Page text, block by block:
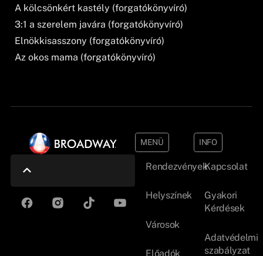
A kölcsönkért kastély (forgatókönyvíró)
3:1 a szerelem javára (forgatókönyvíró)
Elnökkisasszony (forgatókönyvíró)
Az okos mama (forgatókönyvíró)
MENÜ
Rendezvények
Helyszínek
Városok
Előadók
INFO
Kapcsolat
Gyakori
Kérdések
Adatvédelmi
szabályzat